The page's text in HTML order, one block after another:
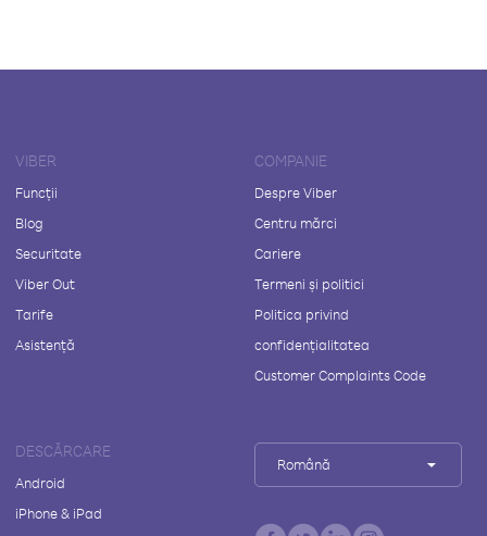
VIBER
Funcții
Blog
Securitate
Viber Out
Tarife
Asistență
COMPANIE
Despre Viber
Centru mărci
Cariere
Termeni și politici
Politica privind
confidențialitatea
Customer Complaints Code
DESCĂRCARE
Android
iPhone & iPad
Română